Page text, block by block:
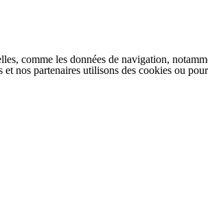
comme les données de navigation,
nos partenaires utilisons des cookies ou